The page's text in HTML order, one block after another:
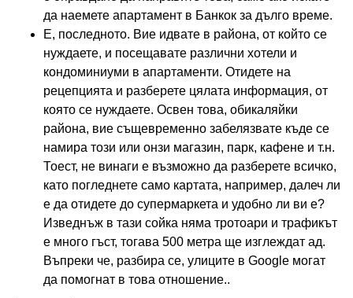
да наемете апартамент в Банкок за дълго време.
Е, последното. Вие идвате в района, от който се
нуждаете, и посещавате различни хотели и
кондоминиуми в апартаменти. Отидете на
рецепцията и разберете цялата информация, от
която се нуждаете. Освен това, обикаляйки
района, вие същевременно забелязвате къде се
намира този или онзи магазин, парк, кафене и т.н.
Тоест, не винаги е възможно да разберете всичко,
като погледнете само картата, например, далеч ли
е да отидете до супермаркета и удобно ли ви е?
Изведнъж в тази сойка няма тротоари и трафикът
е много гъст, тогава 500 метра ще изглеждат ад.
Въпреки че, разбира се, улиците в Google могат
да помогнат в това отношение..